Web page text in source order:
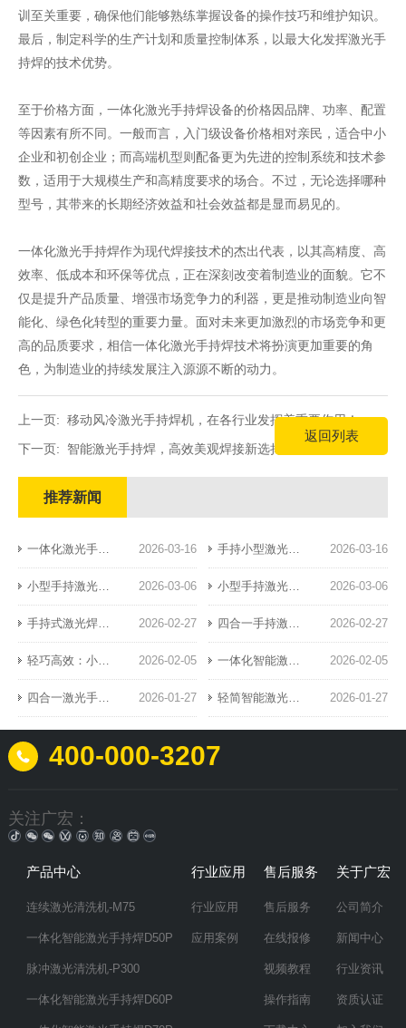
训至关重要，确保他们能够熟练掌握设备的操作技巧和维护知识。
最后，制定科学的生产计划和质量控制体系，以最大化发挥激光手
持焊的技术优势。
至于价格方面，一体化激光手持焊设备的价格因品牌、功率、配置
等因素有所不同。一般而言，入门级设备价格相对亲民，适合中小
企业和初创企业；而高端机型则配备更为先进的控制系统和技术参
数，适用于大规模生产和高精度要求的场合。不过，无论选择哪种
型号，其带来的长期经济效益和社会效益都是显而易见的。
一体化激光手持焊作为现代焊接技术的杰出代表，以其高精度、高
效率、低成本和环保等优点，正在深刻改变着制造业的面貌。它不
仅是提升产品质量、增强市场竞争力的利器，更是推动制造业向智
能化、绿色化转型的重要力量。面对未来更加激烈的市场竞争和更
高的品质要求，相信一体化激光手持焊技术将扮演更加重要的角
色，为制造业的持续发展注入源源不断的动力。
返回列表
上一页: 移动风冷激光手持焊机，在各行业发挥着重要作用！
下一页: 智能激光手持焊，高效美观焊接新选择！
推荐新闻
2026-03-16
一体化激光手持焊：焊接技术的革新突破 2026-03-16
​手持小型激光焊接机：精密制造的新利器
2026-03-06
小型手持激光焊接机：精密焊接新标杆 2026-03-06
小型手持激光焊接机：便携高效的工业新宠
2026-02-27
手持式激光焊接机的典型应用场景 2026-02-27
四合一手持激光焊接机的功能特点与核心优势解析
2026-02-05
轻巧高效：小型风冷手持激光焊接设备革新钣金加工业 2026-02-05
一体化智能激光手持焊：引领精密焊接新纪元
2026-01-27
四合一激光手持焊：高效稳定焊接方案 2026-01-27
轻简智能激光手持焊：高效焊接的未来之选
400-000-3207
关注广宏：
产品中心
连续激光清洗机-M75
一体化智能激光手持焊D50P
脉冲激光清洗机-P300
一体化智能激光手持焊D60P
行业应用
行业应用
应用案例
售后服务
售后服务
在线报修
视频教程
操作指南
关于广宏
公司简介
新闻中心
行业资讯
资质认证